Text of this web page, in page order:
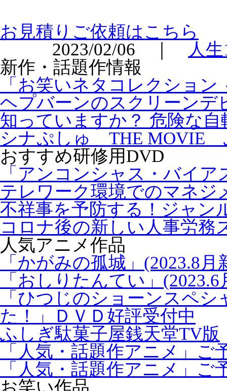
お見積りご依頼はこちら
2023/02/06 ｜
人
新作・話題作情報
「お笑いネタコレクショ
ヘプバーンのスクリーンデ
知っていますか？ 危険な
シナぷしゅ THE MOVIE
おすすめ研修用DVD
「アンコンシャス・バイ
テレワーク環境でのマネジ
不祥事を予防する！ジャン
コロナ後の新しい人事労務
人気アニメ作品
「かがみの孤城」(2023.8月
「おしりたんてい」(2023.6
「ひつじのショーンスペ
た！」ＤＶＤ好評受付中
ふしぎ駄菓子屋銭天堂TV版
「人気・話題作アニメ」ご
「人気・話題作アニメ」ご